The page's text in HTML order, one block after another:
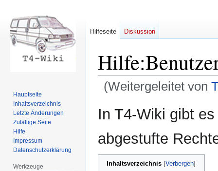
Hilfe:
(Weitergeleitet von
Navigation
Suche
In T4-Wiki gibt
abgestufte
Inhaltsverzeichnis
Hilfeseite Diskussion
Hauptseite
Inhaltsverzeichnis
Letzte Änderungen
Zufällige Seite
Hilfe
Impressum
Datenschutzerklärung
Werkzeuge